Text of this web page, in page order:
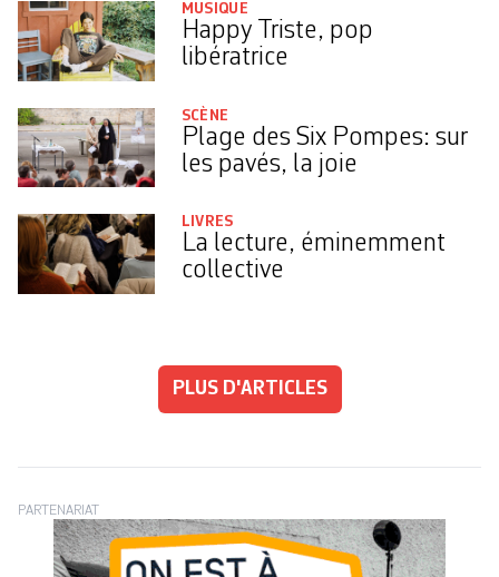
MUSIQUE
Happy Triste, pop
libératrice
SCÈNE
Plage des Six Pompes: sur
les pavés, la joie
LIVRES
La lecture, éminemment
collective
PLUS D'ARTICLES
PARTENARIAT